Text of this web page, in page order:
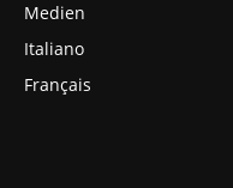
Medien
Italiano
Français